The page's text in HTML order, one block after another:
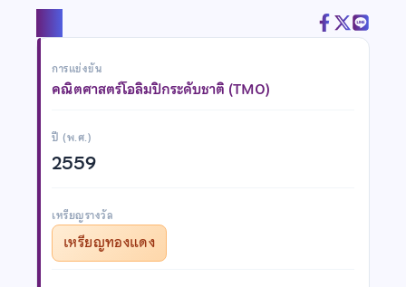
การแข่งขัน
คณิตศาสตร์โอลิมปิกระดับชาติ (TMO)
ปี (พ.ศ.)
2559
เหรียญรางวัล
เหรียญทองแดง